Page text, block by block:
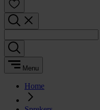
Menu
Home